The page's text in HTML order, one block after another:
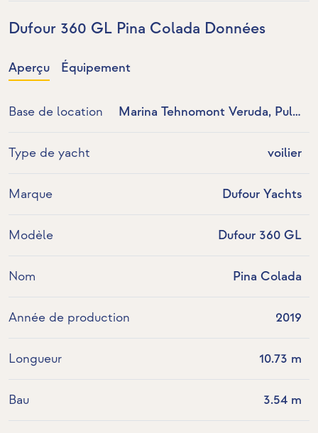
Dufour 360 GL Pina Colada Données
Aperçu Équipement
Base de location
Marina Tehnomont Veruda, Pula,
Type de yacht
voilier
Marque Dufour Yachts
Modèle Dufour 360 GL
Nom Pina Colada
Année de production 2019
Longueur 10.73 m
Bau 3.54 m